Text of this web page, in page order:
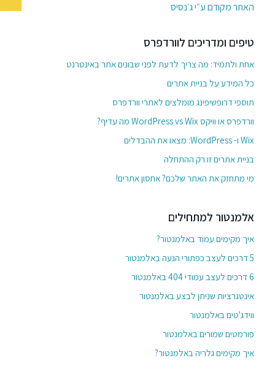
האתר מקודם ע״י ג׳נסיס
טיפים ומדריכים לוורדפרס
אחת ולתמיד: מה צריך לדעת לפני שבונים אתר באינטרנט
כל המידע על בניית אתרים
תוספי דרופשיפינג מומלצים לאתרי וורדפרס
וורדפרס או וויקס WordPress vs Wix מה עדיף?
Wix ו- WordPress: מצאו את ההבדלים
בניית אתרים זו רק ההתחלה
מי מתחזק את האתר שלכם? אחסון אתרים!
אלמנטור למתחילים
איך מקימים עמוד באלמנטור?
5 דרכים לעצב כפתורי הנעה באלמנטור
6 דרכים לעצב עמודי 404 באלמנטור
אינטגרציות שניתן לבצע באלמנטור
ווידג'טים באלמנטור
פורמטים שמורים באלמנטור
איך מקימים גלריה באלמנטור?